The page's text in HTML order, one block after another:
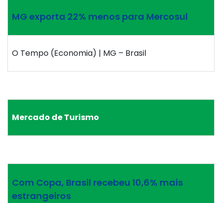
MG exporta 22% menos para Mercosul
O Tempo (Economia) | MG – Brasil
Mercado de Turismo
Com Copa, Brasil recebeu 10,6% mais
estrangeiros